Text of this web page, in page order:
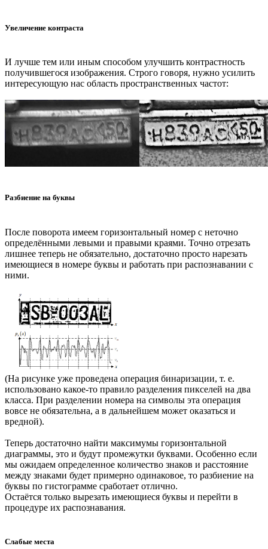
Увеличение контраста
И лучше тем или иным способом улучшить контрастность
получившегося изображения. Строго говоря, нужно усилить
интересующую нас область пространственных частот:
Разбиение на буквы
После поворота имеем горизонтальный номер с неточно
определёнными левыми и правыми краями. Точно отрезать
лишнее теперь не обязательно, достаточно просто нарезать
имеющиеся в номере буквы и работать при распознавании с
ними.
(На рисунке уже проведена операция бинаризации, т. е.
использовано какое-то правило разделения пикселей на два
класса. При разделении номера на символы эта операция
вовсе не обязательна, а в дальнейшем может оказаться и
вредной).
Теперь достаточно найти максимумы горизонтальной
диаграммы, это и будут промежутки буквами. Особенно если
мы ожидаем определенное количество знаков и расстояние
между знаками будет примерно одинаковое, то разбиение на
буквы по гистограмме сработает отлично.
Остаётся только вырезать имеющиеся буквы и перейти в
процедуре их распознавания.
Слабые места